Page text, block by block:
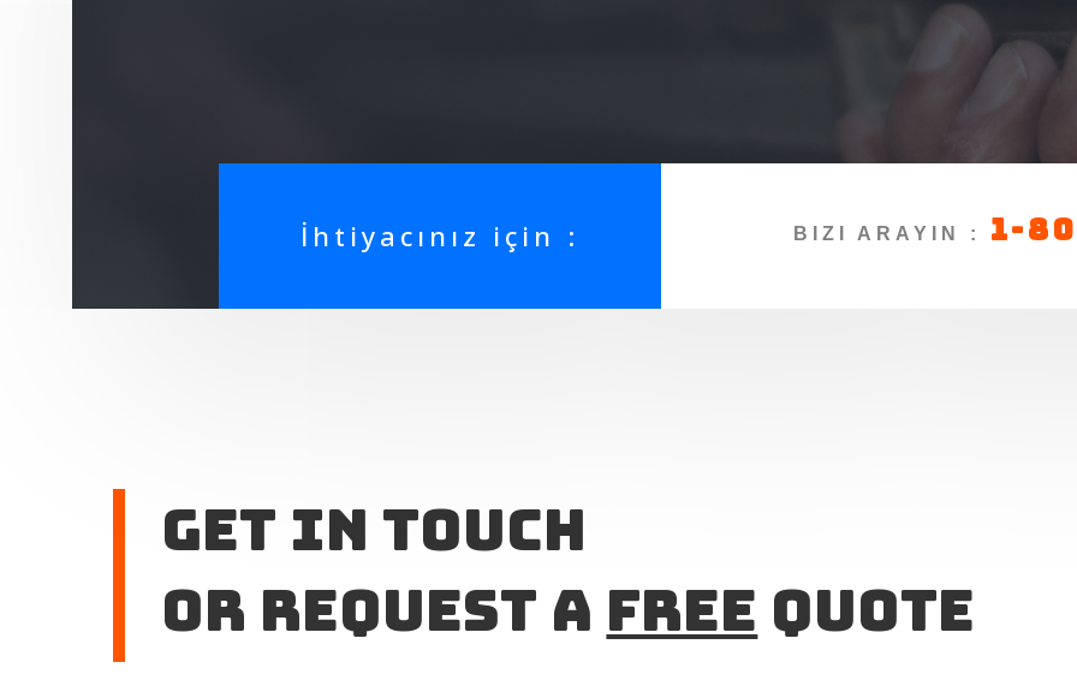
İhtiyacınız için : BIZI ARAYIN : 1-
Get In touch
or Request A Free Quote